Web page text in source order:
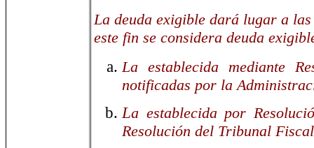
La deuda exigible dará lugar a
este fin se considera deuda
La establecida mediante
notificadas por la
La establecida por
Resolución del Tribunal